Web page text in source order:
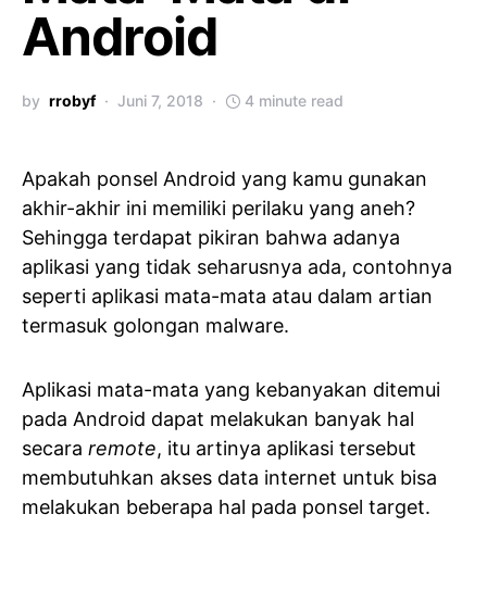
Android
by rrobyf Juni 7, 2018 4 minute read
Apakah ponsel Android yang kamu gunakan
akhir-akhir ini memiliki perilaku yang aneh?
Sehingga terdapat pikiran bahwa adanya
aplikasi yang tidak seharusnya ada, contohnya
seperti aplikasi mata-mata atau dalam artian
termasuk golongan malware.
Aplikasi mata-mata yang kebanyakan ditemui
pada Android dapat melakukan banyak hal
secara remote, itu artinya aplikasi tersebut
membutuhkan akses data internet untuk bisa
melakukan beberapa hal pada ponsel target.